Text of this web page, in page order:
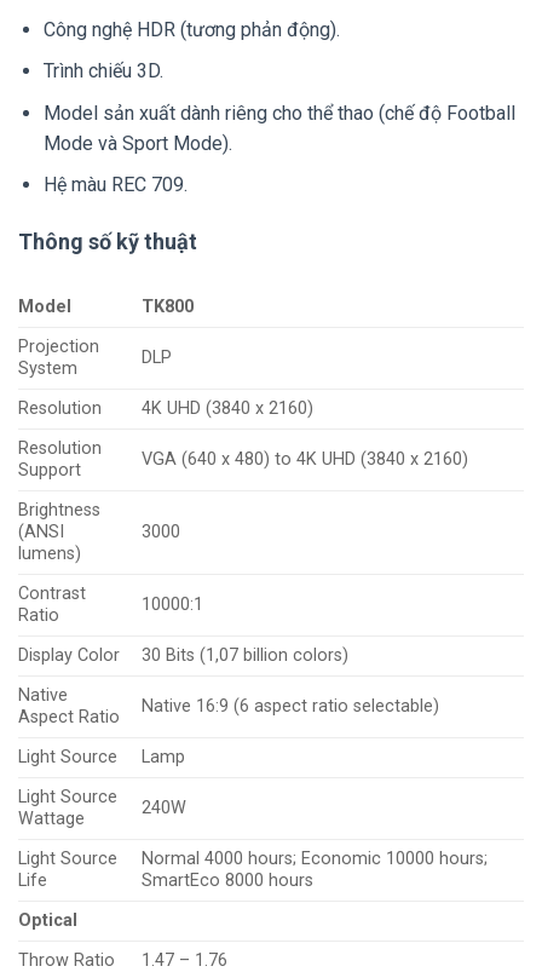
Công nghệ HDR (tương phản động).
Trình chiếu 3D.
Model sản xuất dành riêng cho thể thao (chế độ Football
Mode và Sport Mode).
Hệ màu REC 709.
Thông số kỹ thuật
Model
TK800
Projection
System‎
DLP‎
Resolution
4K UHD (3840 x 2160)
Resolution
Support
VGA (640 x 480) to 4K UHD (3840 x 2160)
Brightness
(ANSI
lumens)
3000
Contrast
Ratio
10000:1
Display Color
30 Bits (1,07 billion colors)
Native
Aspect Ratio
Native 16:9 (6 aspect ratio selectable)
Light Source
Lamp
Light Source
Wattage
240W
Light Source
Life
Normal 4000 hours; Economic 10000 hours;
SmartEco 8000 hours
Optical
Throw Ratio
1.47 – 1.76